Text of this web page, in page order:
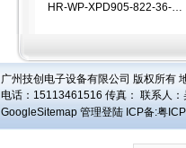
HR-WP-XPD905-822-36-HLPID调节仪/温控器
广州技创电子设备有限公司 版权所有
电话：15113461516 传真： 联系人：
GoogleSitemap 管理登陆 ICP备:粤